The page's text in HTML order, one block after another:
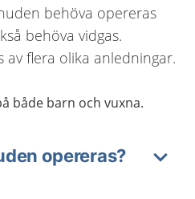
behöva opereras
behöva vidgas.
flera olika anledningar.
både barn och vuxna.
opereras?